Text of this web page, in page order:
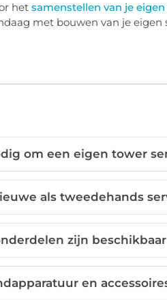
het samenstellen van je eigen
met bouwen van je eigen
om een eigen tower
als tweedehands
zijn beschikbaar
en